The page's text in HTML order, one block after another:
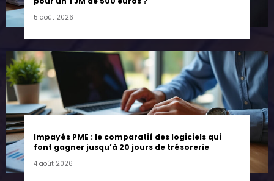
5 août 2026
Impayés PME : le comparatif des logiciels qui
font gagner jusqu’à 20 jours de trésorerie
4 août 2026